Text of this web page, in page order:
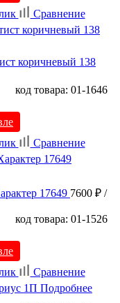
Сравнение
коричневый 138
код товара: 01-1646
Сравнение
17649 7600 ₽ /
код товара: 01-1526
Сравнение
Подробнее